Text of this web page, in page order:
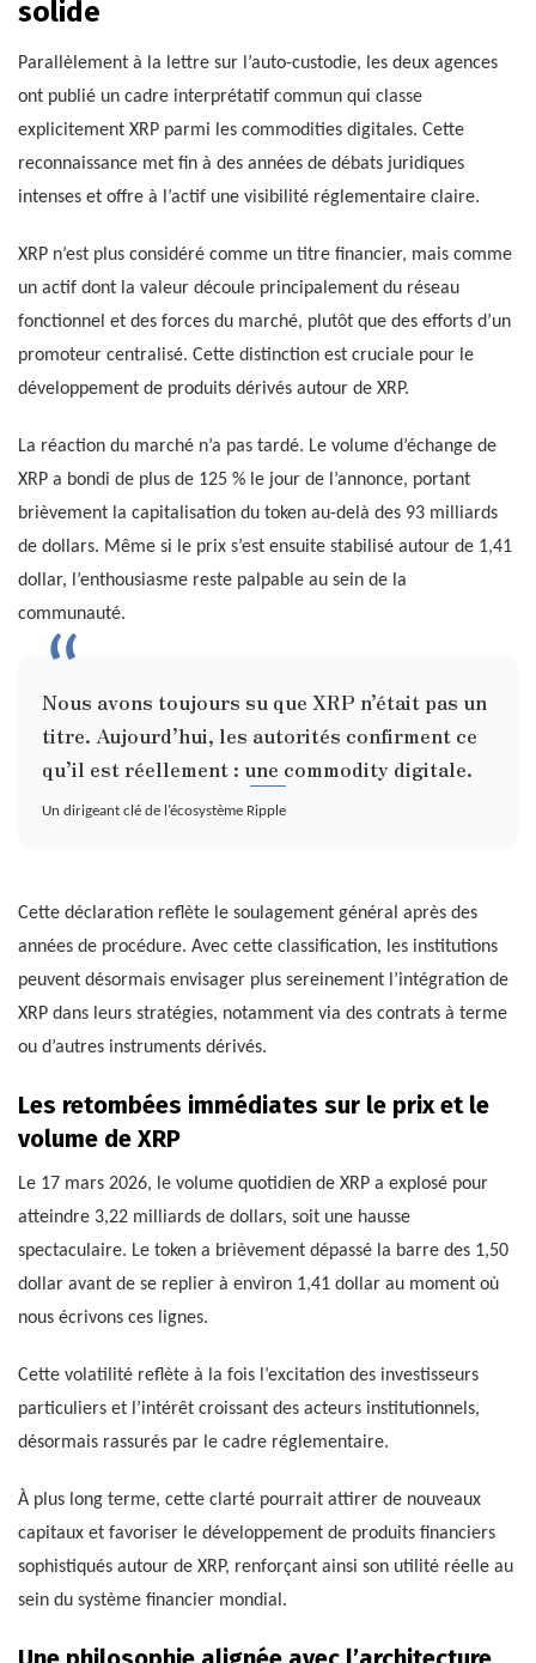
solide
Parallèlement à la lettre sur l’auto-custodie, les deux agences
ont publié un cadre interprétatif commun qui classe
explicitement XRP parmi les commodities digitales. Cette
reconnaissance met fin à des années de débats juridiques
intenses et offre à l’actif une visibilité réglementaire claire.
XRP n’est plus considéré comme un titre financier, mais comme
un actif dont la valeur découle principalement du réseau
fonctionnel et des forces du marché, plutôt que des efforts d’un
promoteur centralisé. Cette distinction est cruciale pour le
développement de produits dérivés autour de XRP.
La réaction du marché n’a pas tardé. Le volume d’échange de
XRP a bondi de plus de 125 % le jour de l’annonce, portant
brièvement la capitalisation du token au-delà des 93 milliards
de dollars. Même si le prix s’est ensuite stabilisé autour de 1,41
dollar, l’enthousiasme reste palpable au sein de la
communauté.
Nous avons toujours su que XRP n’était pas un
titre. Aujourd’hui, les autorités confirment ce
qu’il est réellement : une commodity digitale.
Un dirigeant clé de l’écosystème Ripple
Cette déclaration reflète le soulagement général après des
années de procédure. Avec cette classification, les institutions
peuvent désormais envisager plus sereinement l’intégration de
XRP dans leurs stratégies, notamment via des contrats à terme
ou d’autres instruments dérivés.
Les retombées immédiates sur le prix et le
volume de XRP
Le 17 mars 2026, le volume quotidien de XRP a explosé pour
atteindre 3,22 milliards de dollars, soit une hausse
spectaculaire. Le token a brièvement dépassé la barre des 1,50
dollar avant de se replier à environ 1,41 dollar au moment où
nous écrivons ces lignes.
Cette volatilité reflète à la fois l’excitation des investisseurs
particuliers et l’intérêt croissant des acteurs institutionnels,
désormais rassurés par le cadre réglementaire.
À plus long terme, cette clarté pourrait attirer de nouveaux
capitaux et favoriser le développement de produits financiers
sophistiqués autour de XRP, renforçant ainsi son utilité réelle au
sein du système financier mondial.